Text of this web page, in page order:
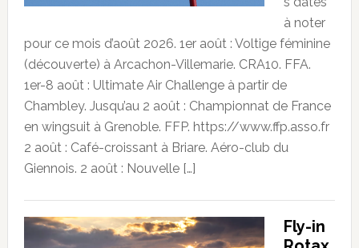
à noter
pour ce mois d’août 2026. 1er août : Voltige féminine
(découverte) à Arcachon-Villemarie. CRA10. FFA.
1er-8 août : Ultimate Air Challenge à partir de
Chambley. Jusqu’au 2 août : Championnat de France
en wingsuit à Grenoble. FFP. https://www.ffp.asso.fr
2 août : Café-croissant à Briare. Aéro-club du
Giennois. 2 août : Nouvelle […]
Fly-in